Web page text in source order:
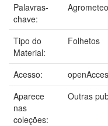
Palavras-
chave:
Tipo do
Material:
Folhetos
Acesso:
Aparece
nas
coleções:
Outras